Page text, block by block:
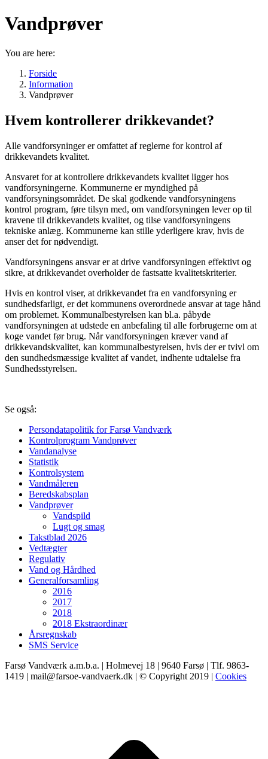
Vandprøver
You are here:
Forside
Information
Vandprøver
Hvem kontrollerer drikkevandet?
Alle vandforsyninger er omfattet af reglerne for kontrol af
drikkevandets kvalitet.
Ansvaret for at kontrollere drikkevandets kvalitet ligger hos
vandforsyningerne. Kommunerne er myndighed på
vandforsyningsområdet. De skal godkende vandforsyningens
kontrol program, føre tilsyn med, om vandforsyningen lever op til
kravene til drikkevandets kvalitet, og tilse vandforsyningens
tekniske anlæg. Kommunerne kan stille yderligere krav, hvis de
anser det for nødvendigt.
Vandforsyningens ansvar er at drive vandforsyningen effektivt og
sikre, at drikkevandet overholder de fastsatte kvalitetskriterier.
Hvis en kontrol viser, at drikkevandet fra en vandforsyning er
sundhedsfarligt, er det kommunens overordnede ansvar at tage hånd
om problemet. Kommunalbestyrelsen kan bl.a. påbyde
vandforsyningen at udstede en anbefaling til alle forbrugerne om at
koge vandet før brug. Når vandforsyningen kræver vand af
drikkevandskvalitet, kan kommunalbestyrelsen, hvis der er tvivl om
den sundhedsmæssige kvalitet af vandet, indhente udtalelse fra
Sundhedsstyrelsen.
Se også:
Persondatapolitik for Farsø Vandværk
Kontrolprogram Vandprøver
Vandanalyse
Statistik
Kontrolsystem
Vandmåleren
Beredskabsplan
Vandprøver
Vandspild
Lugt og smag
Takstblad 2026
Vedtægter
Regulativ
Vand og Hårdhed
Generalforsamling
2016
2017
2018
2018 Ekstraordinær
Årsregnskab
SMS Service
Farsø Vandværk a.m.b.a. | Holmevej 18 | 9640 Farsø | Tlf. 9863-
1419 | mail@farsoe-vandvaerk.dk | © Copyright 2019 | Cookies